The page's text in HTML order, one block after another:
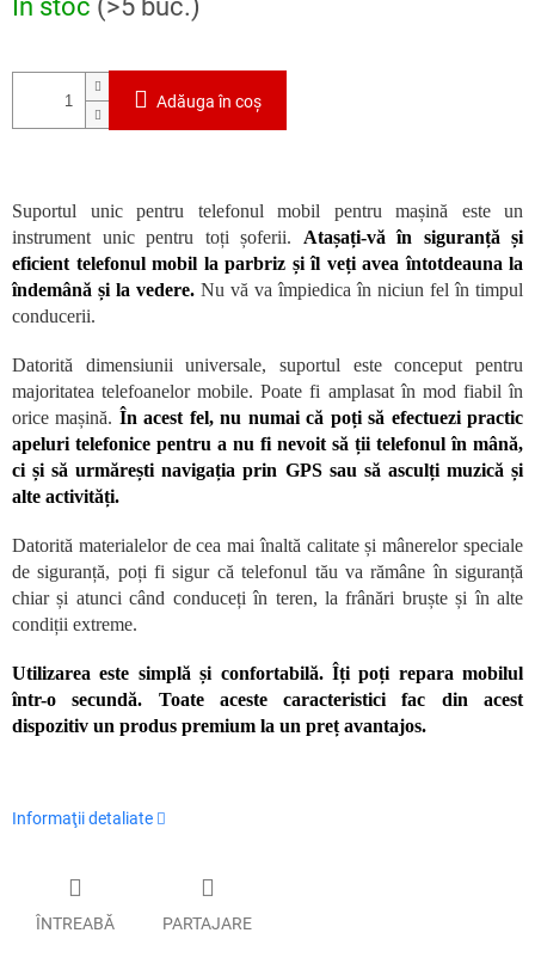
preţ:
În stoc (>5 buc.)
Adăuga în coş
Suportul unic pentru telefonul mobil pentru mașină este un
instrument unic pentru toți șoferii. Atașați-vă în siguranță și
eficient telefonul mobil la parbriz și îl veți avea întotdeauna la
îndemână și la vedere. Nu vă va împiedica în niciun fel în timpul
conducerii.
Datorită dimensiunii universale, suportul este conceput pentru
majoritatea telefoanelor mobile. Poate fi amplasat în mod fiabil în
orice mașină. În acest fel, nu numai că poți să efectuezi practic
apeluri telefonice pentru a nu fi nevoit să ții telefonul în mână,
ci și să urmărești navigația prin GPS sau să asculți muzică și
alte activități.
Datorită materialelor de cea mai înaltă calitate și mânerelor speciale
de siguranță, poți fi sigur că telefonul tău va rămâne în siguranță
chiar și atunci când conduceți în teren, la frânări bruște și în alte
condiții extreme.
Utilizarea este simplă și confortabilă. Îți poți repara mobilul
într-o secundă. Toate aceste caracteristici fac din acest
dispozitiv un produs premium la un preț avantajos.
Informaţii detaliate
ÎNTREABĂ PARTAJARE